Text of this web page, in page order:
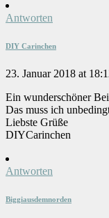
Antworten
DIY Carinchen
23. Januar 2018 at
Ein wunderschöner
Das muss ich
Liebste Grüße
DIYCarinchen
Antworten
Biggiausdemnorden